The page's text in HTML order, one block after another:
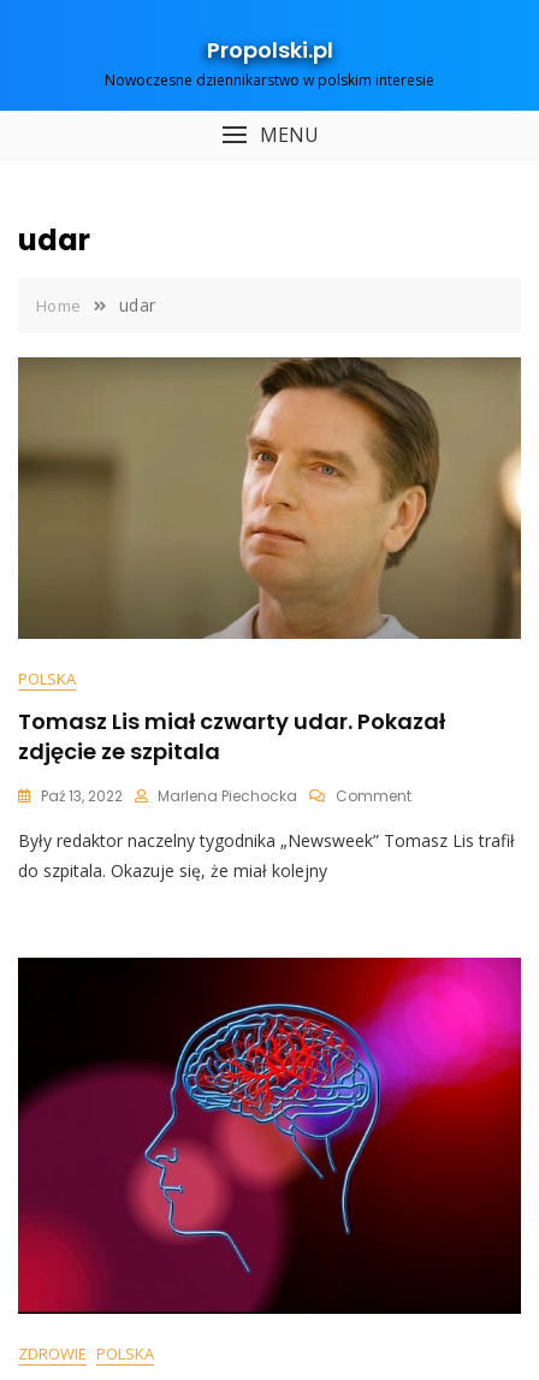
Propolski.pl
Nowoczesne dziennikarstwo w polskim interesie
MENU
udar
Home udar
POLSKA
Tomasz Lis miał czwarty udar. Pokazał
zdjęcie ze szpitala
Paź 13, 2022 Marlena Piechocka CommentOn
Lis
Zdjęcie
Ze
Szpitala
Były redaktor naczelny tygodnika „Newsweek” Tomasz Lis trafił
do szpitala. Okazuje się, że miał kolejny
ZDROWIE POLSKA